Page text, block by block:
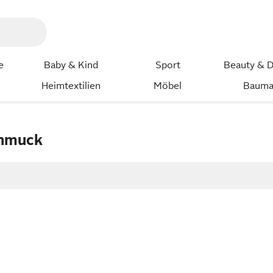
Baby & Kind Sport
Beauty &
Heimtextilien
Möbel